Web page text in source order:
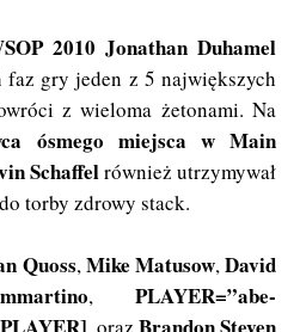
2010 Jonathan Duhamel
faz gry jeden z 5 największych
z wieloma żetonami. Na
ósmego miejsca w Main
Schaffelrównież utrzymywał
torby zdrowy stack.
Quoss,Mike Matusow,David
,PLAYER=”abe-